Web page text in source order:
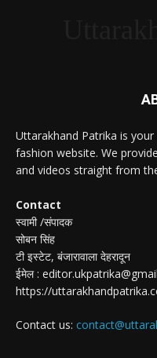
Uttarakhand Patrika is
fashion website. We
and videos straight from
Contact
स्वामी /संपादक
सोबन सिंह
टी इस्टेट, बंजारावाला देहरादून
ईमेल :
https://
Contact us: